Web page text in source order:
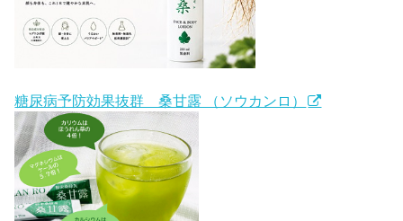
糖尿病予防効果抜群 桑甘露 （ソウカンロ）